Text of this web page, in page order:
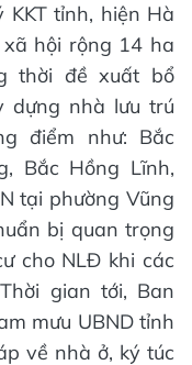
tỉnh, hiện Hà
hội rộng 14 ha
thời đề xuất bổ
dựng nhà lưu trú
điểm như: Bắc
Bắc Hồng Lĩnh,
tại phường Vũng
bị quan trọng
cho NLĐ khi các
gian tới, Ban
mưu UBND tỉnh
về nhà ở, ký túc